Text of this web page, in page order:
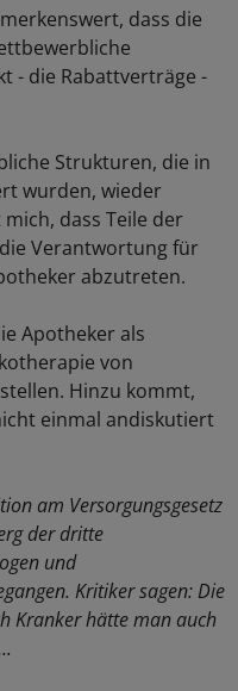
dass die
- die Rabattverträge -
Strukturen, die in
wurden, wieder
dass Teile der
Verantwortung für
abzutreten.
Apotheker als
von
Hinzu kommt,
einmal andiskutiert
am Versorgungsgesetz
der dritte
und
Kritiker sagen: Die
Kranker hätte man auch